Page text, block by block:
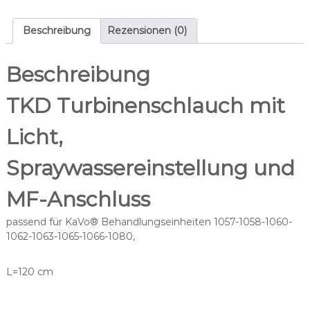
t
n
c
a
u
c
h
m
i
t
c
Beschreibung Rezensionen (0)
Beschreibung
TKD Turbinenschlauch mit
Licht,
Spraywassereinstellung und
MF-Anschluss
passend für KaVo® Behandlungseinheiten 1057-1058-1060-
1062-1063-1065-1066-1080,
L=120 cm